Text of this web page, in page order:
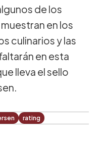
de los
en los
culinarios y las
en esta
lleva el sello
rating